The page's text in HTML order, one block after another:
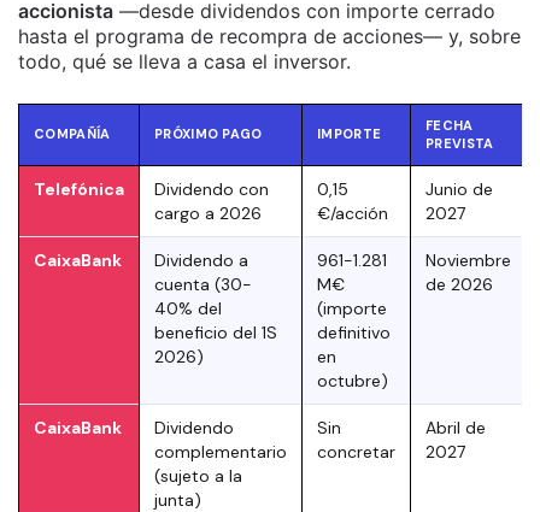
accionista —desde dividendos con importe cerrado
hasta el programa de recompra de acciones— y, sobre
todo, qué se lleva a casa el inversor.
COMPAÑÍA PRÓXIMO PAGO IMPORTE
FECHA
PREVISTA
Telefónica
Dividendo con
cargo a 2026
0,15
€/acción
Junio de
2027
CaixaBank
Dividendo a
cuenta (30-
40% del
beneficio del 1S
2026)
961-1.281
M€
(importe
definitivo
en
octubre)
Noviembre
de 2026
CaixaBank
Dividendo
complementario
(sujeto a la
junta)
Sin
concretar
Abril de
2027